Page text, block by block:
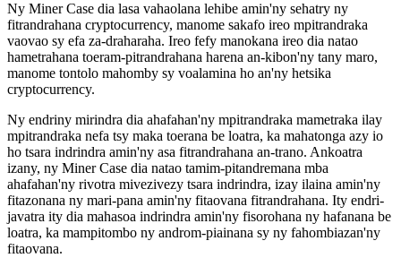
Ny Miner Case dia lasa vahaolana lehibe amin'ny sehatry ny
fitrandrahana cryptocurrency, manome sakafo ireo mpitrandraka
vaovao sy efa za-draharaha. Ireo fefy manokana ireo dia natao
hametrahana toeram-pitrandrahana harena an-kibon'ny tany maro,
manome tontolo mahomby sy voalamina ho an'ny hetsika
cryptocurrency.
Ny endriny mirindra dia ahafahan'ny mpitrandraka mametraka ilay
mpitrandraka nefa tsy maka toerana be loatra, ka mahatonga azy io
ho tsara indrindra amin'ny asa fitrandrahana an-trano. Ankoatra
izany, ny Miner Case dia natao tamim-pitandremana mba
ahafahan'ny rivotra mivezivezy tsara indrindra, izay ilaina amin'ny
fitazonana ny mari-pana amin'ny fitaovana fitrandrahana. Ity endri-
javatra ity dia mahasoa indrindra amin'ny fisorohana ny hafanana be
loatra, ka mampitombo ny androm-piainana sy ny fahombiazan'ny
fitaovana.